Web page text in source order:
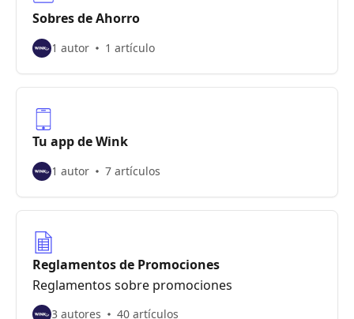
Sobres de Ahorro
1 autor 1 artículo
Tu app de Wink
1 autor 7 artículos
Reglamentos de Promociones
Reglamentos sobre promociones
3 autores 40 artículos